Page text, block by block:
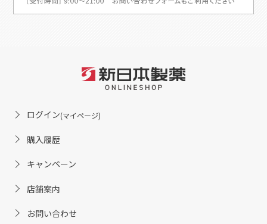
ログイン(マイページ)
購入履歴
キャンペーン
店舗案内
お問い合わせ